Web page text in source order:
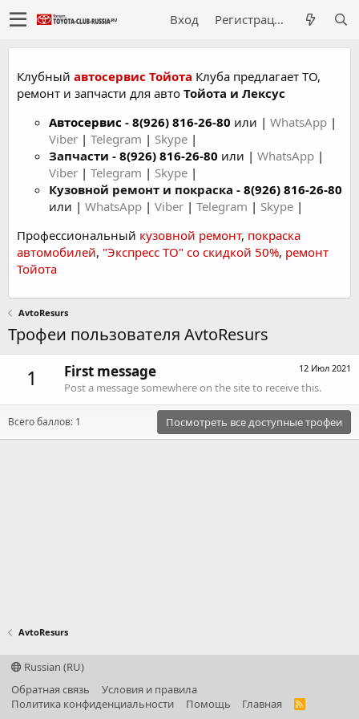
Вход Регистрация
Клубный автосервис Тойота Клуба предлагает ТО,
ремонт и запчасти для авто Тойота и Лексус
Автосервис - 8(926) 816-26-80 или | WhatsApp |
Viber | Telegram | Skype |
Запчасти - 8(926) 816-26-80 или | WhatsApp |
Viber | Telegram | Skype |
Кузовной ремонт и покраска - 8(926) 816-26-80
или | WhatsApp | Viber | Telegram | Skype |
Профессиональный кузовной ремонт, покраска
автомобилей, "Экспресс ТО" со скидкой 50%, ремонт
Тойота
AvtoResurs
Трофеи пользователя AvtoResurs
1 12 Июл 2021
First message
Post a message somewhere on the site to receive this.
Всего баллов: 1 Посмотреть все доступные трофеи
AvtoResurs
Russian (RU)
Обратная связь
Условия и правила
Политика конфиденциальности
Помощь Главная
R